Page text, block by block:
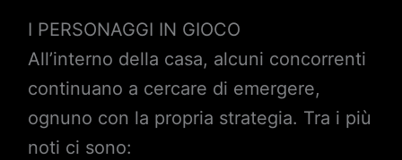
I PERSONAGGI IN GIOCO
All’interno della casa, alcuni concorrenti
continuano a cercare di emergere,
ognuno con la propria strategia. Tra i più
noti ci sono: